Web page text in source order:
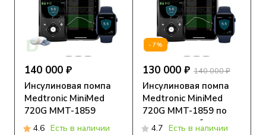
140 000 ₽
Инсулиновая помпа
Medtronic MiniMed
720G MMT-1859
4.6 Есть в наличии
-7%
130 000 ₽ 140 000 ₽
Инсулиновая помпа
Medtronic MiniMed
720G MMT-1859 по
программе обмена
4.7 Есть в наличии